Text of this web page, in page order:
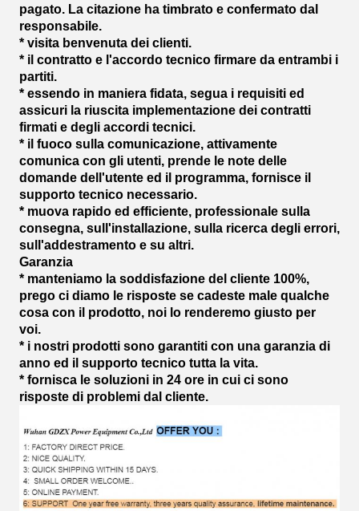
pagato. La citazione ha timbrato e confermato dal
responsabile.
* visita benvenuta dei clienti.
* il contratto e l'accordo tecnico firmare da entrambi i
partiti.
* essendo in maniera fidata, segua i requisiti ed
assicuri la riuscita implementazione dei contratti
firmati e degli accordi tecnici.
* il fuoco sulla comunicazione, attivamente
comunica con gli utenti, prende le note delle
domande dell'utente ed il programma, fornisce il
supporto tecnico necessario.
* muova rapido ed efficiente, professionale sulla
consegna, sull'installazione, sulla ricerca degli errori,
sull'addestramento e su altri.
Garanzia
* manteniamo la soddisfazione del cliente 100%,
prego ci diamo le risposte se cadeste male qualche
cosa con il prodotto, noi lo renderemo giusto per
voi.
* i nostri prodotti sono garantiti con una garanzia di
anno ed il supporto tecnico tutta la vita.
* fornisca le soluzioni in 24 ore in cui ci sono
risposte di problemi dal cliente.